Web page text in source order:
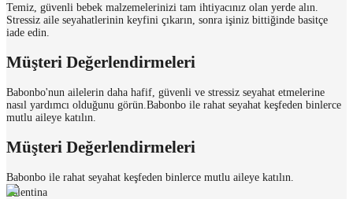
Temiz, güvenli bebek malzemelerinizi tam ihtiyacınız olan yerde alın.
Stressiz aile seyahatlerinin keyfini çıkarın, sonra işiniz bittiğinde basitçe
iade edin.
Müşteri Değerlendirmeleri
Babonbo'nun ailelerin daha hafif, güvenli ve stressiz seyahat etmelerine
nasıl yardımcı olduğunu görün. Babonbo ile rahat seyahat keşfeden binlerce
mutlu aileye katılın.
Müşteri Değerlendirmeleri
Babonbo ile rahat seyahat keşfeden binlerce mutlu aileye katılın.
Valentina